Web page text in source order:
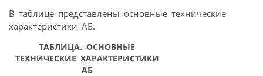
В таблице представлены основные технические
характеристики АБ.
ТАБЛИЦА. ОСНОВНЫЕ
ТЕХНИЧЕСКИЕ ХАРАКТЕРИСТИКИ
АБ